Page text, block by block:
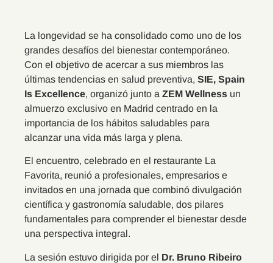
La longevidad se ha consolidado como uno de los
grandes desafíos del bienestar contemporáneo.
Con el objetivo de acercar a sus miembros las
últimas tendencias en salud preventiva, SIE, Spain
Is Excellence, organizó junto a ZEM Wellness un
almuerzo exclusivo en Madrid centrado en la
importancia de los hábitos saludables para
alcanzar una vida más larga y plena.
El encuentro, celebrado en el restaurante La
Favorita, reunió a profesionales, empresarios e
invitados en una jornada que combinó divulgación
científica y gastronomía saludable, dos pilares
fundamentales para comprender el bienestar desde
una perspectiva integral.
La sesión estuvo dirigida por el Dr. Bruno Ribeiro